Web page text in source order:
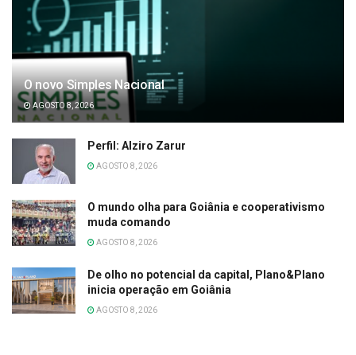
O novo Simples Nacional
AGOSTO 8, 2026
Perfil: Alziro Zarur
AGOSTO 8, 2026
O mundo olha para Goiânia e cooperativismo
muda comando
AGOSTO 8, 2026
De olho no potencial da capital, Plano&Plano
inicia operação em Goiânia
AGOSTO 8, 2026